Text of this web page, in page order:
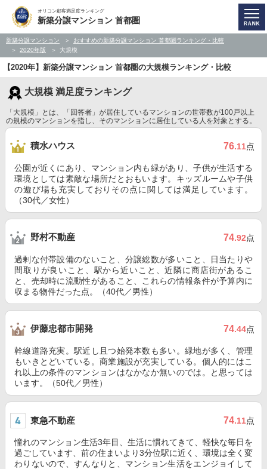
オリコン顧客満足度ランキング
新築分譲マンション 首都圏
新築分譲マンション
おすすめの新築分譲マンション 首都圏ランキング・比較
2020年版
大規模
【2020年】新築分譲マンション 首都圏の大規模ランキング・比較
大規模 満足度ランキング
「大規模」とは、「回答者」が居住しているマンションの世帯数が100戸以上
の規模のマンションを指し、そのマンションに居住している人を対象とする。
積水ハウス 76.11点
公園が近くにあり、マンション内も緑があり、子供が生活する
環境としては素敵な場所だとおもいます。キッズルームや子供
の遊び場も充実しておりその点に関しては満足しています。
（30代／女性）
野村不動産 74.92点
過剰な付帯設備のないこと、分譲総数が多いこと、日当たりや
間取りが良いこと、駅から近いこと、近隣に商店街があるこ
と、売却時に流動性があること、これらの情報条件が予算内に
収まる物件だった点。（40代／男性）
伊藤忠都市開発 74.44点
幹線道路充実。駅近し且つ始発本数も多い。緑地が多く、管理
もいきとどいている。商業施設が充実している。個人的にはこ
れ以上の条件のマンションはなかなか無いのでは。と思っては
います。（50代／男性）
東急不動産 74.11点
憧れのマンション生活3年目、生活に慣れてきて、軽快な毎日を
過ごしています、前の住まいより3分位駅に近く、環境は全く変
わりないので、すんなりと、マンション生活をエンジョイして